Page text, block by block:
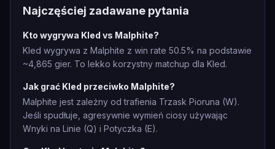
Najczęściej zadawane pytania
Kto wygrywa Kled vs Malphite?
Kled wygrywa z Malphite z win rate 50.5% na podstawie
~4,865 gier. To lekko korzystny matchup dla Kled.
Jak grać Kled przeciwko Malphite?
Malphite jest zależny od trafienia Trzask Pioruna (W).
Jeśli spudłuje, agresywnie wymień ciosy używając
Wnyki na Linie (Q) i Potyczka (E).